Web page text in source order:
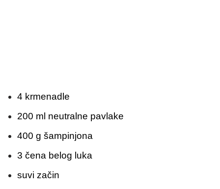
4 krmenadle
200 ml neutralne pavlake
400 g šampinjona
3 čena belog luka
suvi začin